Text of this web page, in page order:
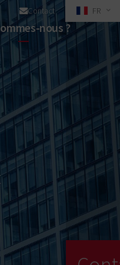
pour
mécaniques
d'interverrouillage
anti-basculement
de charriots
nous ?
Contact FR